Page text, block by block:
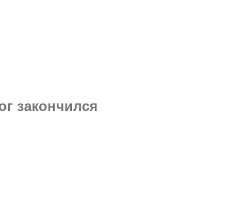
закончился